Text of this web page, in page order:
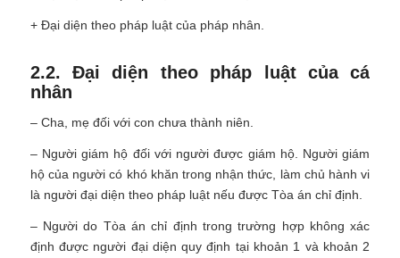
+ Đại diện theo pháp luật của pháp nhân.
2.2. Đại diện theo pháp luật của cá
nhân
– Cha, mẹ đối với con chưa thành niên.
– Người giám hộ đối với người được giám hộ. Người giám
hộ của người có khó khăn trong nhận thức, làm chủ hành vi
là người đại diện theo pháp luật nếu được Tòa án chỉ định.
– Người do Tòa án chỉ định trong trường hợp không xác
định được người đại diện quy định tại khoản 1 và khoản 2